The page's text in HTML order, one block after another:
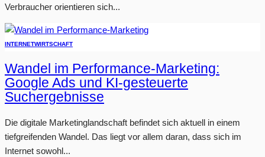
Verbraucher orientieren sich...
INTERNETWIRTSCHAFT
Wandel im Performance-Marketing:
Google Ads und KI-gesteuerte
Suchergebnisse
Die digitale Marketinglandschaft befindet sich aktuell in einem
tiefgreifenden Wandel. Das liegt vor allem daran, dass sich im
Internet sowohl...